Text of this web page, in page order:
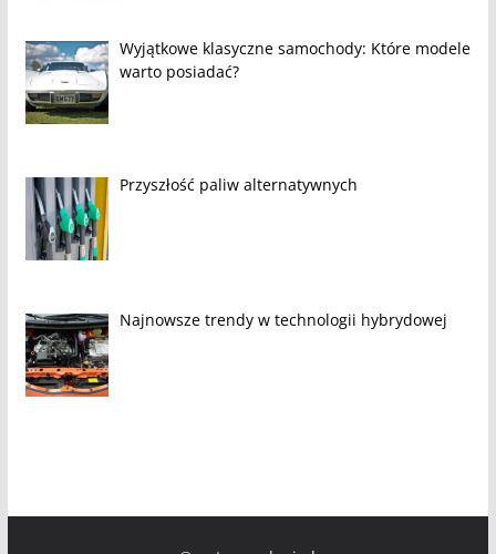
Wyjątkowe klasyczne samochody: Które modele
warto posiadać?
Przyszłość paliw alternatywnych
Najnowsze trendy w technologii hybrydowej